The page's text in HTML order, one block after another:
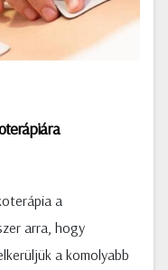
a
arra, hogy
a komolyabb